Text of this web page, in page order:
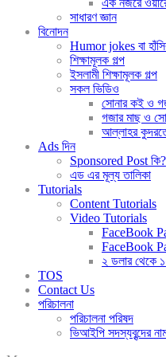
এক নজরে
সাধারণ জ্ঞান
বিনোদন
Humor jokes বা
শিক্ষামূলক গল্প
ইসলামী শিক্ষামূলক গল্প
সকল ভিডিও
সোনার কই ও
গজার মাছ ও
আল্লাহর
Ads দিন
Sponsored Post কি?
এড এর মূল্য তালিকা
Tutorials
Content Tutorials
Video Tutorials
FaceBook
FaceBook
২ ডলার থেকে
TOS
Contact Us
পরিচালনা
পরিচালনা পরিষদ
ভিআইপি সদস্যবৃন্দের